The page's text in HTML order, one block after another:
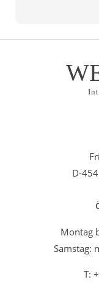
D-
Montag
Samstag:
T: